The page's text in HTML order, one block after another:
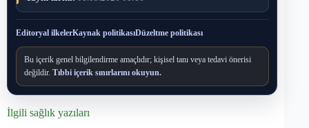
Editoryal ilkelerKaynak politikasıDüzeltme politikası
Bu içerik genel bilgilendirme amaçlıdır; kişisel tanı veya tedavi önerisi
değildir. Tıbbi içerik sınırlarını okuyun.
İlgili sağlık yazıları